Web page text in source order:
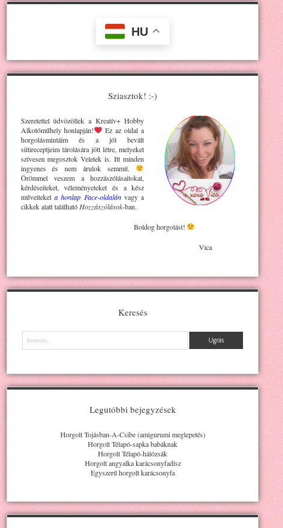
HU
Sziasztok! :-)
Szeretettel üdvözöllek a Kreatív+ Hobby
Alkotóműhelyhonlapján!
Ez az oldal a
horgolásmintáim és a jól bevált
sütireceptjeim tárolására jött létre, melyeket
szívesen megosztok Veletek is. Itt minden
ingyenes és nem árulok semmit.
Örömmel veszem a hozzászólásaitokat,
kérdéseiteket, véleményeteket és a kész
műveiteket a honlap Face-oldalánvagy a
cikkek alatt található Hozzászólások-ban.
Boldog horgolást!
Vica
Keresés
Keresés
Legutóbbi bejegyzések
Horgolt Tojásban-A-Csibe (amigurumi meglepetés)
Horgolt Télapó-sapka babáknak
Horgolt Télapó-hálózsák
Horgolt angyalka karácsonyfadísz
Egyszerű horgolt karácsonyfa